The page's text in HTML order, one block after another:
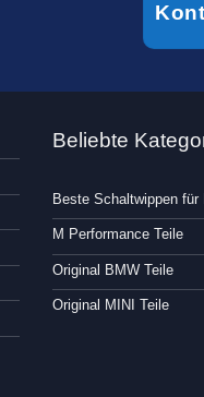
Beliebte
Beste Schaltwippen
M Performance Teile
Original BMW Teile
Original MINI Teile